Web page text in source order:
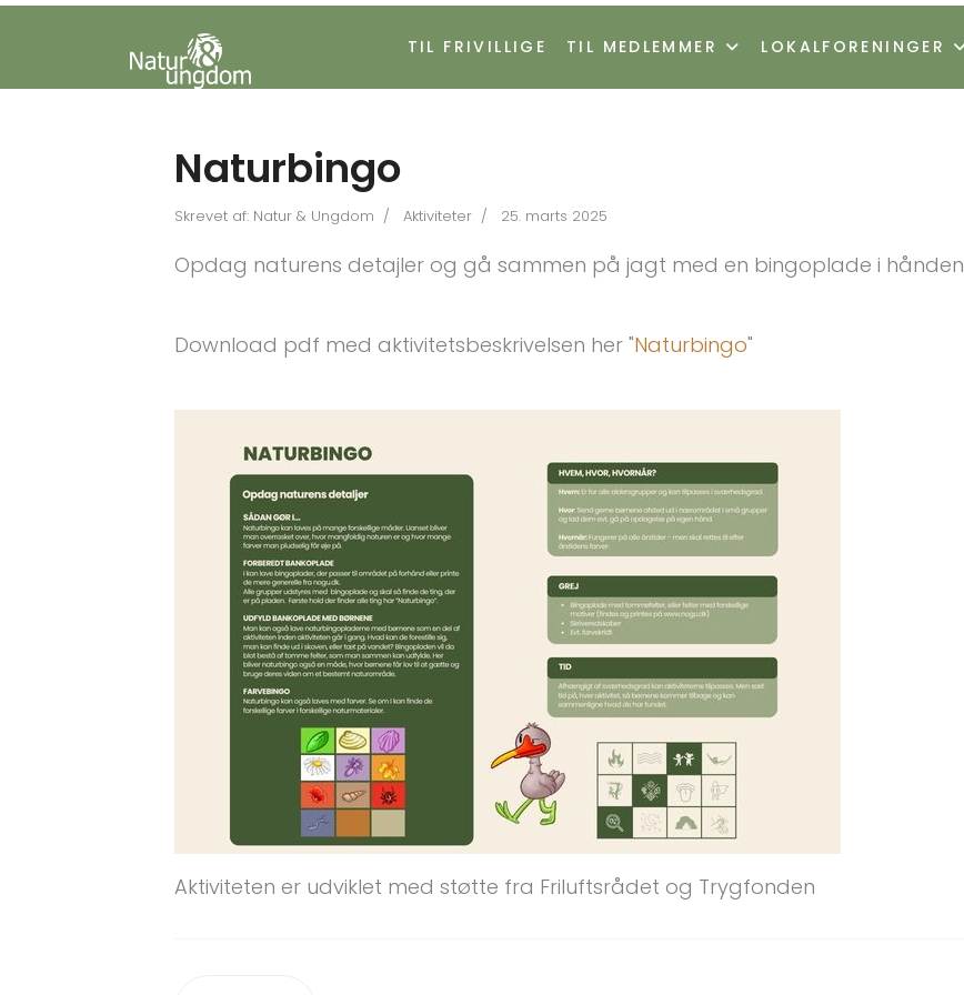
TIL FRIVILLIGE TIL MEDLEMMER LOKALFORENINGER
Naturbingo
Skrevet af: Natur & Ungdom Aktiviteter 25. marts 2025
Opdag naturens detajler og gå sammen på jagt med en bingoplade i hånden
Download pdf med aktivitetsbeskrivelsen her "Naturbingo"
Aktiviteten er udviklet med støtte fra Friluftsrådet og Trygfonden